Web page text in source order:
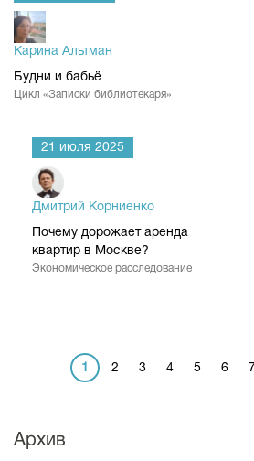
Карина Альтман
Будни и бабьё
Цикл «Записки библиотекаря»
21 июля 2025
Дмитрий Корниенко
Почему дорожает аренда
квартир в Москве?
Экономическое расследование
1 2 3 4 5 6 7
Архив